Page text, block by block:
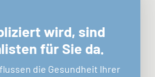
wird, sind
für Sie da.
die Gesundheit Ihrer